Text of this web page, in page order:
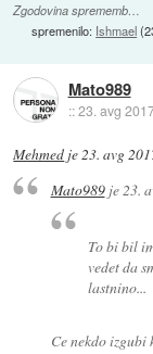
Zgodovina sprememb…
spremenilo: Ishmael(
Mato989
::23. avg
Mehmed je23. avg
Mato989je23.
To bi bil
vedet da
lastnino...
Ce nekdo